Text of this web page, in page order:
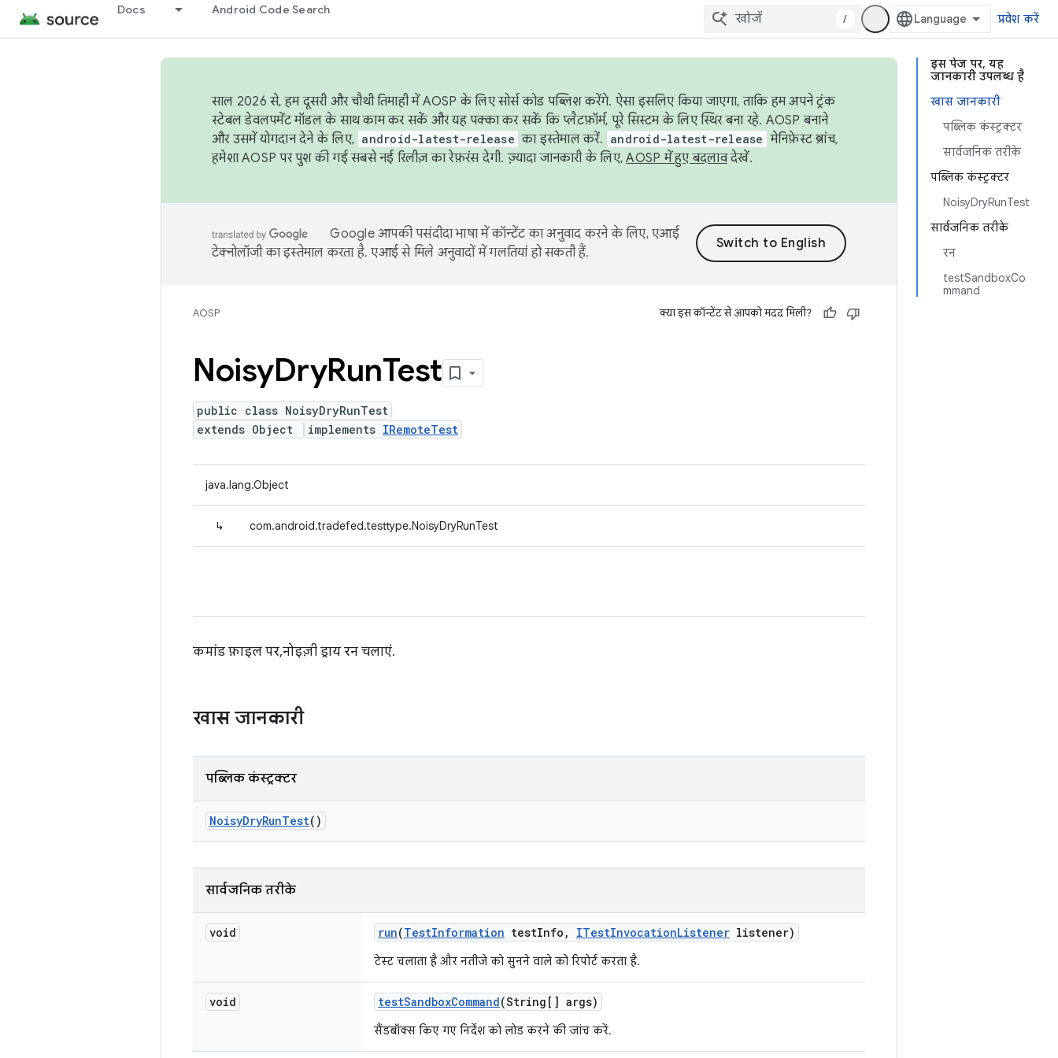
Docs Android Code Search
/ प्रवेश करें
इस पेज पर, यह
जानकारी उपलब्ध है
खास जानकारी
पब्लिक कंस्ट्रक्टर
सार्वजनिक तरीके
पब्लिक कंस्ट्रक्टर
NoisyDryRunTest
सार्वजनिक तरीके
रन
testSandboxCo
mmand
साल 2026 से, हम दूसरी और चौथी तिमाही में AOSP के लिए सोर्स कोड पब्लिश करेंगे. ऐसा इसलिए किया जाएगा, ताकि हम अपने ट्रंक
स्टेबल डेवलपमेंट मॉडल के साथ काम कर सकें और यह पक्का कर सकें कि प्लैटफ़ॉर्म, पूरे सिस्टम के लिए स्थिर बना रहे. AOSP बनाने
और उसमें योगदान देने के लिए, android-latest-release का इस्तेमाल करें. android-latest-release मेनिफ़ेस्ट ब्रांच,
हमेशा AOSP पर पुश की गई सबसे नई रिलीज़ का रेफ़रंस देगी. ज़्यादा जानकारी के लिए,AOSP में हुए बदलावदेखें.
Google आपकी पसंदीदा भाषा में कॉन्टेंट का अनुवाद करने के लिए, एआई
टेक्नोलॉजी का इस्तेमाल करता है. एआई से मिले अनुवादों में गलतियां हो सकती हैं.
AOSP क्या इस कॉन्टेंट से आपको मदद मिली?
NoisyDryRunTest
public class NoisyDryRunTest
extends Object
implements IRemoteTest
java.lang.Object
↳ com.android.tradefed.testtype.NoisyDryRunTest
कमांड फ़ाइल पर, नोइज़ी ड्राय रन चलाएं.
खास जानकारी
पब्लिक कंस्ट्रक्टर
NoisyDryRunTest()
सार्वजनिक तरीके
void run(TestInformation testInfo , ITestInvocationListener listener)
टेस्ट चलाता है और नतीजे को सुनने वाले को रिपोर्ट करता है.
void testSandboxCommand(String[] args)
सैंडबॉक्स किए गए निर्देश को लोड करने की जांच करें.